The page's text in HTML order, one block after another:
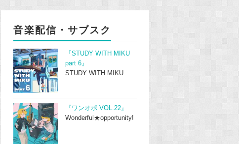
音楽配信・サブスク
『STUDY WITH MIKU
part 6』
STUDY WITH MIKU
『ワンオポ VOL.22』
Wonderful★opportunity!